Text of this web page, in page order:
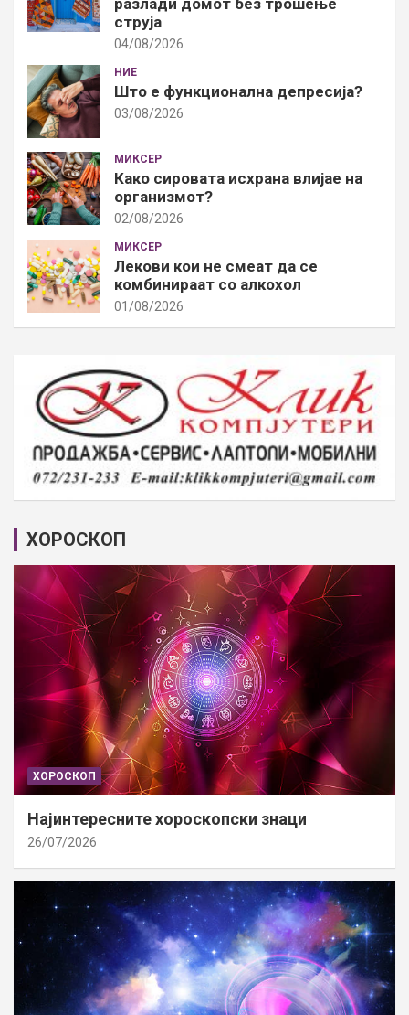
струја
04/08/2026
НИЕ
Што е функционална депресија?
03/08/2026
МИКСЕР
Како сировата исхрана влијае на
организмот?
02/08/2026
МИКСЕР
Лекови кои не смеат да се
комбинираат со алкохол
01/08/2026
ХОРОСКОП
ХОРОСКОП
Најинтересните хороскопски знаци
26/07/2026